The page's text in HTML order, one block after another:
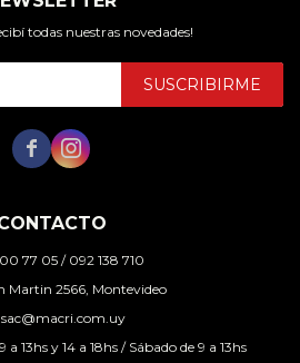
77 05 / 092 138 710
Martin 2566, Montevideo
sac@macri.com.uy
a 13hs y 14 a 18hs / Sábado de 9 a 13hs
todas nuestras novedades!
SUSCRIBIRME
 